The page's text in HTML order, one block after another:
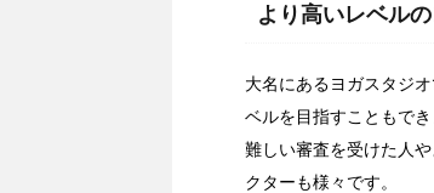
より高いレベル
大名にあるヨガスタジ
ベルを目指すこともでき
難しい審査を受けた人
クターも様々です。